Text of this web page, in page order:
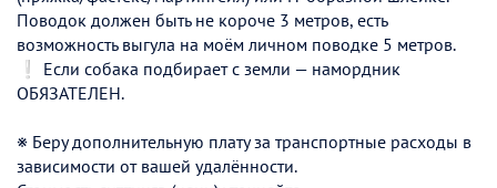
Поводок должен быть не короче 3 метров, есть
возможность выгула на моём личном поводке 5 метров.
❕ Если собака подбирает с земли — намордник
ОБЯЗАТЕЛЕН.
※ Беру дополнительную плату за транспортные расходы в
зависимости от вашей удалённости.